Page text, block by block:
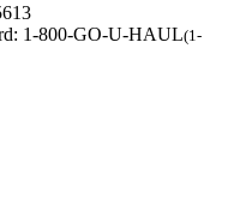
1-800-GO-U-HAUL(1-